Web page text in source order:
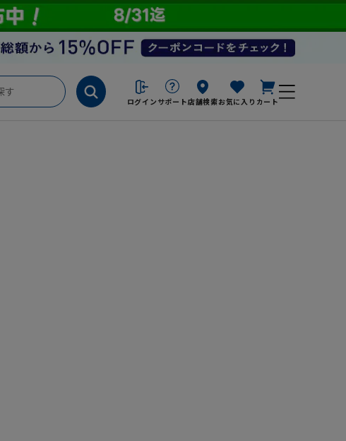
ログイン サポート店舗検索お気に入り カート